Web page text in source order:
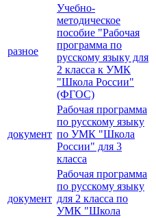
разное
Учебно-
методическое
пособие "Рабочая
программа по
русскому языку для
2 класса к УМК
"Школа России"
(ФГОС)
документ
Рабочая программа
по русскому языку
по УМК "Школа
России" для 3
класса
документ
Рабочая программа
по русскому языку
для 2 класса по
УМК "Школа